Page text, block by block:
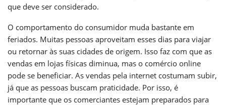
que deve ser considerado.
O comportamento do consumidor muda bastante em
feriados. Muitas pessoas aproveitam esses dias para viajar
ou retornar às suas cidades de origem. Isso faz com que as
vendas em lojas físicas diminua, mas o comércio online
pode se beneficiar. As vendas pela internet costumam subir,
já que as pessoas buscam praticidade. Por isso, é
importante que os comerciantes estejam preparados para